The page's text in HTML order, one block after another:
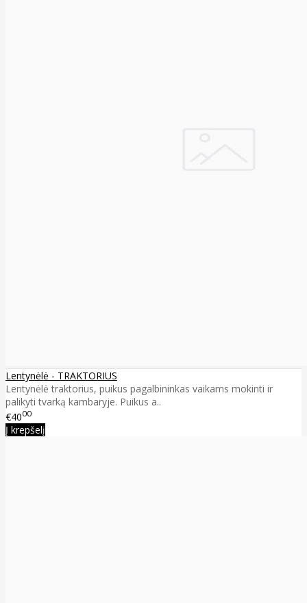
Lentynėlė - TRAKTORIUS
Lentynėlė traktorius, puikus pagalbininkas vaikams mokinti ir
palikyti tvarką kambaryje. Puikus a..
€4000
Į krepšelį